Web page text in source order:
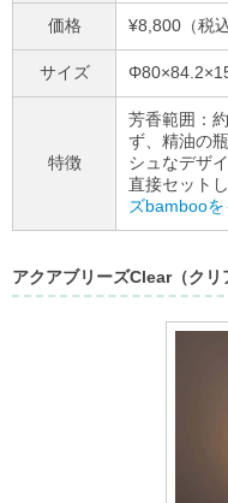
価格 ¥8,800（税込
サイズ
特徴
芳香範囲：
ず、精油の
シュなデザ
直接セット
ズbamboo
アクアブリーズClear（クリ